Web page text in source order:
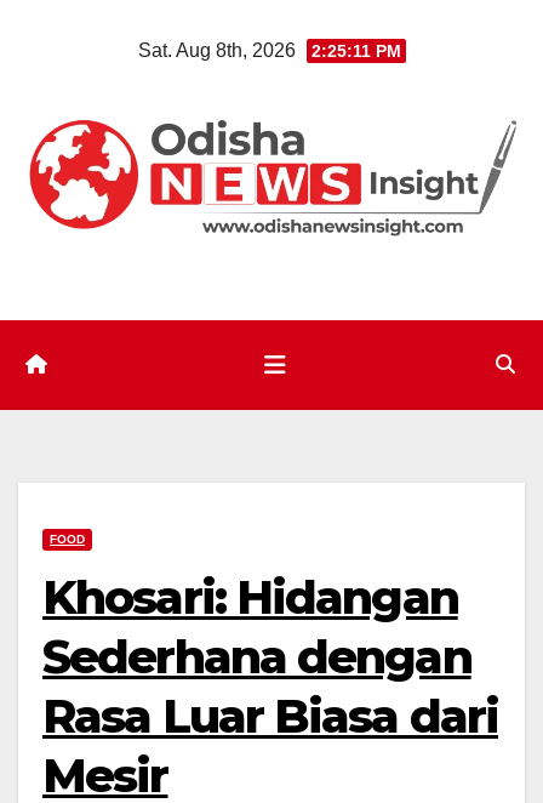
Sat. Aug 8th, 2026 2:25:12 PM
FOOD
Khosari: Hidangan
Sederhana dengan
Rasa Luar Biasa dari
Mesir